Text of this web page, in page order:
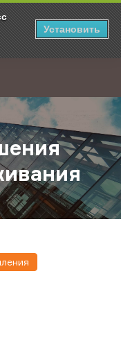
Установить
для улучшения качества